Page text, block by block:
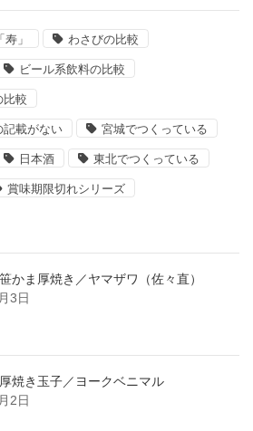
」 わさびの比較
ビール系飲料の比較
比較
記載がない 宮城でつくっている
日本酒 東北でつくっている
賞味期限切れシリーズ
かま厚焼き／ヤマザワ（佐々直）
3日
焼き玉子／ヨークベニマル
2日